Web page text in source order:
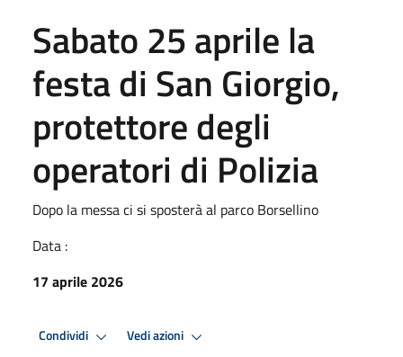
Sabato 25 aprile la
festa di San Giorgio,
protettore degli
operatori di Polizia
Dopo la messa ci si sposterà al parco Borsellino
Data :
17 aprile 2026
Condividi Vedi azioni